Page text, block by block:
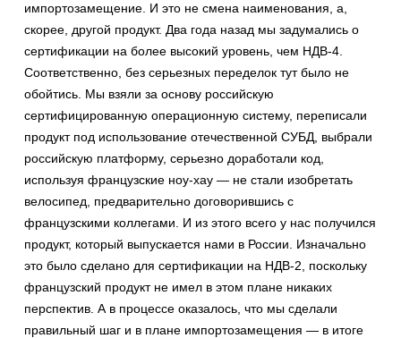
импортозамещение. И это не смена наименования, а,
скорее, другой продукт. Два года назад мы задумались о
сертификации на более высокий уровень, чем НДВ-4.
Соответственно, без серьезных переделок тут было не
обойтись. Мы взяли за основу российскую
сертифицированную операционную систему, переписали
продукт под использование отечественной СУБД, выбрали
российскую платформу, серьезно доработали код,
используя французские ноу-хау — не стали изобретать
велосипед, предварительно договорившись с
французскими коллегами. И из этого всего у нас получился
продукт, который выпускается нами в России. Изначально
это было сделано для сертификации на НДВ-2, поскольку
французский продукт не имел в этом плане никаких
перспектив. А в процессе оказалось, что мы сделали
правильный шаг и в плане импортозамещения — в итоге